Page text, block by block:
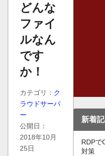
どんな
ファイ
ルなん
です
か！
カテゴリ： ク
ラウドサーバ
ー
公開日：
2018年10月
25日
新着
RDPで
対策